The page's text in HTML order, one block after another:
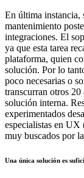
En última instancia,
mantenimiento
integraciones. El
ya que esta tarea
plataforma, quien
solución. Por lo
poco necesarias o
transcurran otros 20
solución interna.
experimentados
especialistas en UX
muy buscados por
Una única solución es